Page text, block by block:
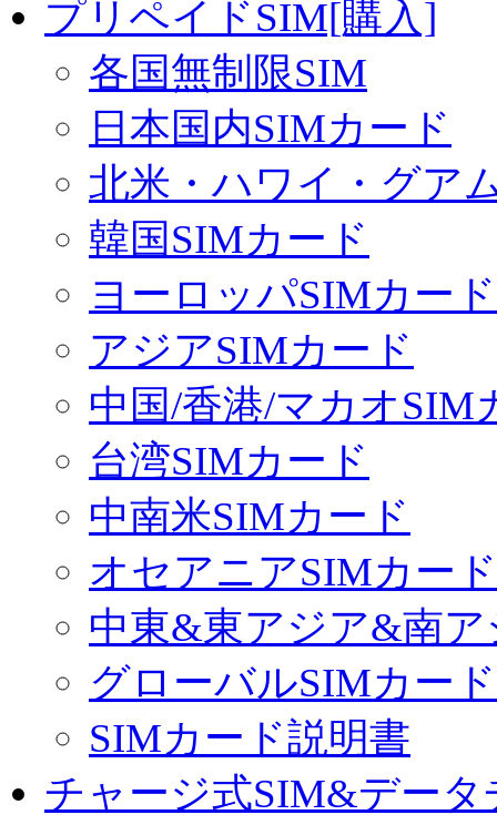
プリペイドSIM[購入]
各国無制限SIM
日本国内SIMカード
北米・ハワイ・グア
韓国SIMカード
ヨーロッパSIMカード
アジアSIMカード
中国/香港/マカオSIM
台湾SIMカード
中南米SIMカード
オセアニアSIMカード
中東&東アジア&南
グローバルSIMカード
SIMカード説明書
チャージ式SIM&デー